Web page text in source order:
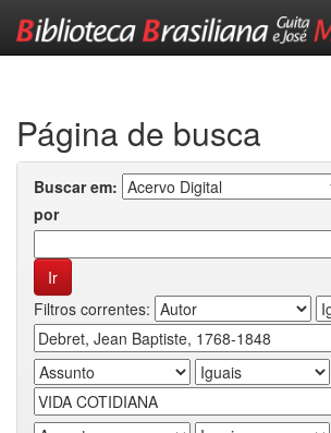
Página de busca
Buscar em:
por
Filtros correntes: